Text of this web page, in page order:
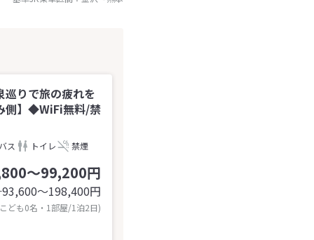
巡りで旅の疲れを
側】◆WiFi無料/禁
ス トイレ 禁煙
～99,200円
93,600〜198,400円
ども0名・1部屋/1泊2日)